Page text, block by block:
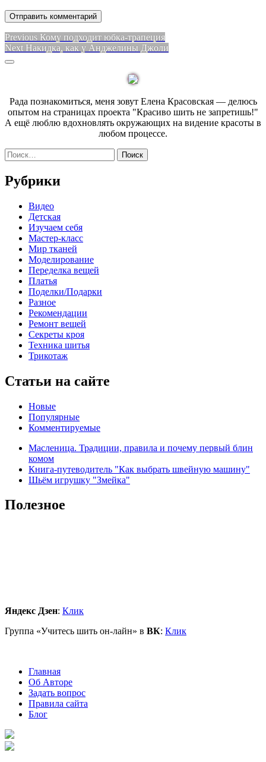
Навигация
по
Previous Previous
post:
Кому подходит юбка-трапеция
Next Next
Накидка, как у Анджелины Джоли
Sidebar
Рада познакомиться, меня зовут Елена Красовская — делюсь
опытом на страницах проекта "Красиво шить не запретишь!"
А ещё люблю вдохновлять окружающих на видение красоты в
любом процессе.
Найти:
Рубрики
Видео
Детская
Изучаем себя
Мастер-класс
Мир тканей
Моделирование
Переделка вещей
Платья
Поделки/Подарки
Разное
Рекомендации
Ремонт вещей
Секреты кроя
Техника шитья
Трикотаж
Статьи на сайте
Новые
Популярные
Комментируемые
Масленица. Традиции, правила и почему первый блин
комом
Книга-путеводитель "Как выбрать швейную машину"
Шьём игрушку "Змейка"
Полезное
Яндекс Дзен: Клик
Группа «Учитесь шить он-лайн» в ВК: Клик
Главная
Об Авторе
Задать вопрос
Правила сайта
Блог